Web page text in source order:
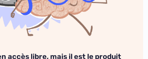
accès libre, mais il est le produit